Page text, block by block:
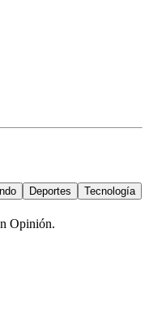
Deportes
Tecnología
Opinión.